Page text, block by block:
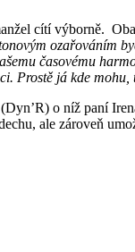
cítí výborně.
ozařováním
časovému
Prostě já kde
o níž paní
ale zároveň